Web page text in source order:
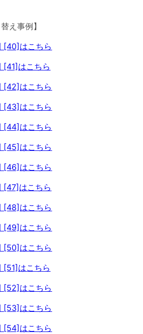
え事例】
[40]はこちら
[41]はこちら
[42]はこちら
[43]はこちら
[44]はこちら
[45]はこちら
[46]はこちら
[47]はこちら
[48]はこちら
[49]はこちら
[50]はこちら
[51]はこちら
[52]はこちら
[53]はこちら
[54]はこちら